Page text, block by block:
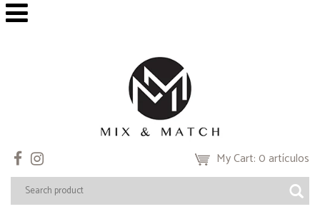
My Cart: 0 artículos